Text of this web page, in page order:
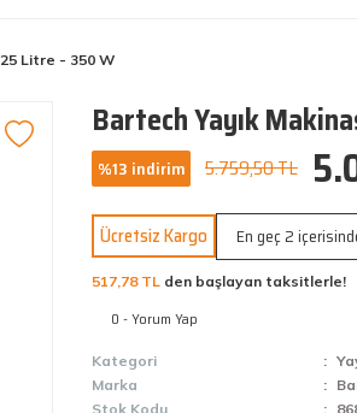
Litre - 350 W
Bartech Yayık
%13 indirim 5.759,50 TL
Ücretsiz Kargo En geç 2
517,78 TL den başlayan taksitlerle!
0 - Yorum Yap
Kategori
Marka
Stok Kodu